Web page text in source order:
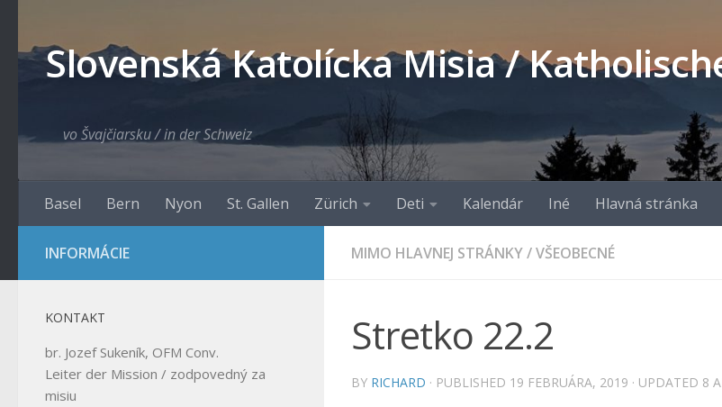
Slovenská Katolícka Misia /
vo Švajčiarsku / in der Schweiz
Basel Bern Nyon St. Gallen Zürich Deti Kalendár Iné Hlavná stránka
MIMO HLAVNEJ STRÁNKY/VŠEOBECNÉ
Stretko 22.2
BY RICHARD · PUBLISHED 19 FEBRUÁRA, 2019 · UPDATED 8
INFORMÁCIE
KONTAKT
br. Jozef Sukeník, OFM Conv.
Leiter der Mission / zodpovedný za
misiu